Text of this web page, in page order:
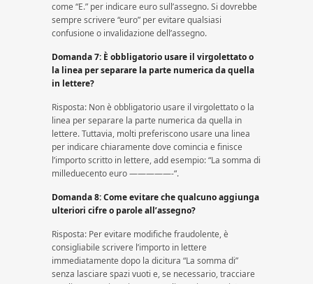
come “E.” per indicare euro sull’assegno. Si dovrebbe
sempre scrivere “euro” per evitare qualsiasi
confusione o invalidazione dell’assegno.
Domanda 7: È obbligatorio usare il virgolettato o
la linea per separare la parte numerica da quella
in lettere?
Risposta: Non è obbligatorio usare il virgolettato o la
linea per separare la parte numerica da quella in
lettere. Tuttavia, molti preferiscono usare una linea
per indicare chiaramente dove comincia e finisce
l’importo scritto in lettere, add esempio: “La somma di
milleduecento euro —————-“.
Domanda 8: Come evitare che qualcuno aggiunga
ulteriori cifre o parole all’assegno?
Risposta: Per evitare modifiche fraudolente, è
consigliabile scrivere l’importo in lettere
immediatamente dopo la dicitura “La somma di”
senza lasciare spazi vuoti e, se necessario, tracciare